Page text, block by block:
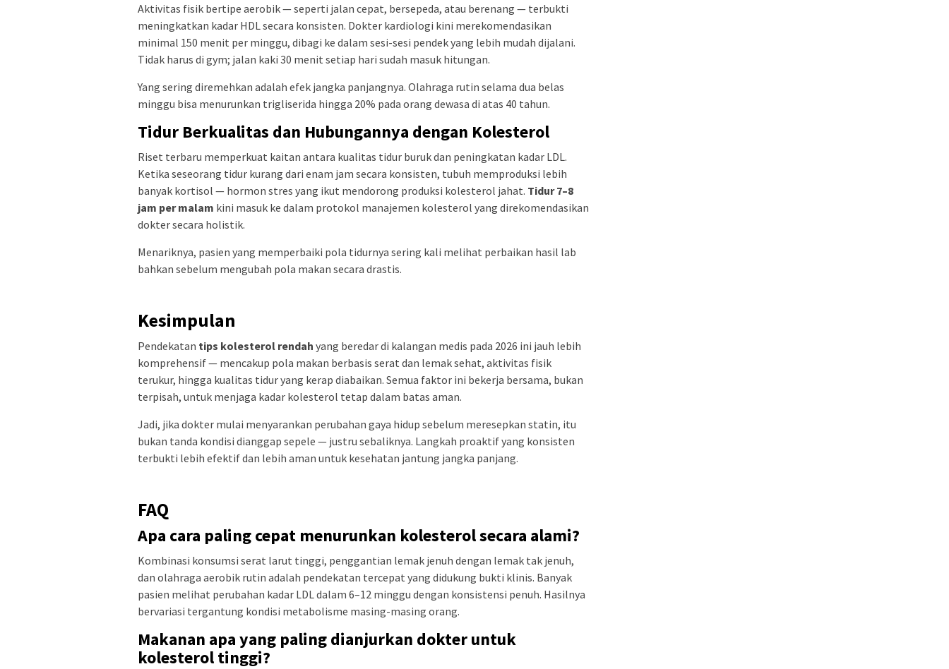
Aktivitas fisik bertipe aerobik — seperti jalan cepat, bersepeda, atau berenang — terbukti
meningkatkan kadar HDL secara konsisten. Dokter kardiologi kini merekomendasikan
minimal 150 menit per minggu, dibagi ke dalam sesi-sesi pendek yang lebih mudah dijalani.
Tidak harus di gym; jalan kaki 30 menit setiap hari sudah masuk hitungan.
Yang sering diremehkan adalah efek jangka panjangnya. Olahraga rutin selama dua belas
minggu bisa menurunkan trigliserida hingga 20% pada orang dewasa di atas 40 tahun.
Tidur Berkualitas dan Hubungannya dengan Kolesterol
Riset terbaru memperkuat kaitan antara kualitas tidur buruk dan peningkatan kadar LDL.
Ketika seseorang tidur kurang dari enam jam secara konsisten, tubuh memproduksi lebih
banyak kortisol — hormon stres yang ikut mendorong produksi kolesterol jahat. Tidur 7–8
jam per malam kini masuk ke dalam protokol manajemen kolesterol yang direkomendasikan
dokter secara holistik.
Menariknya, pasien yang memperbaiki pola tidurnya sering kali melihat perbaikan hasil lab
bahkan sebelum mengubah pola makan secara drastis.
Kesimpulan
Pendekatan tips kolesterol rendah yang beredar di kalangan medis pada 2026 ini jauh lebih
komprehensif — mencakup pola makan berbasis serat dan lemak sehat, aktivitas fisik
terukur, hingga kualitas tidur yang kerap diabaikan. Semua faktor ini bekerja bersama, bukan
terpisah, untuk menjaga kadar kolesterol tetap dalam batas aman.
Jadi, jika dokter mulai menyarankan perubahan gaya hidup sebelum meresepkan statin, itu
bukan tanda kondisi dianggap sepele — justru sebaliknya. Langkah proaktif yang konsisten
terbukti lebih efektif dan lebih aman untuk kesehatan jantung jangka panjang.
FAQ
Apa cara paling cepat menurunkan kolesterol secara alami?
Kombinasi konsumsi serat larut tinggi, penggantian lemak jenuh dengan lemak tak jenuh,
dan olahraga aerobik rutin adalah pendekatan tercepat yang didukung bukti klinis. Banyak
pasien melihat perubahan kadar LDL dalam 6–12 minggu dengan konsistensi penuh. Hasilnya
bervariasi tergantung kondisi metabolisme masing-masing orang.
Makanan apa yang paling dianjurkan dokter untuk
kolesterol tinggi?